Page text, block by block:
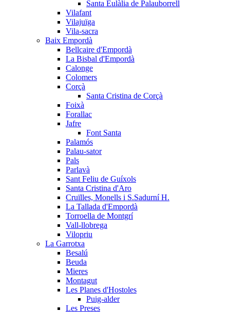
Santa Eulàlia de Palauborrell
Vilafant
Vilajuïga
Vila-sacra
Baix Empordà
Bellcaire d'Empordà
La Bisbal d'Empordà
Calonge
Colomers
Corçà
Santa Cristina de Corçà
Foixà
Forallac
Jafre
Font Santa
Palamós
Palau-sator
Pals
Parlavà
Sant Feliu de Guíxols
Santa Cristina d'Aro
Cruïlles, Monells i S.Sadurní H.
La Tallada d'Empordà
Torroella de Montgrí
Vall-llobrega
Vilopriu
La Garrotxa
Besalú
Beuda
Mieres
Montagut
Les Planes d'Hostoles
Puig-alder
Les Preses